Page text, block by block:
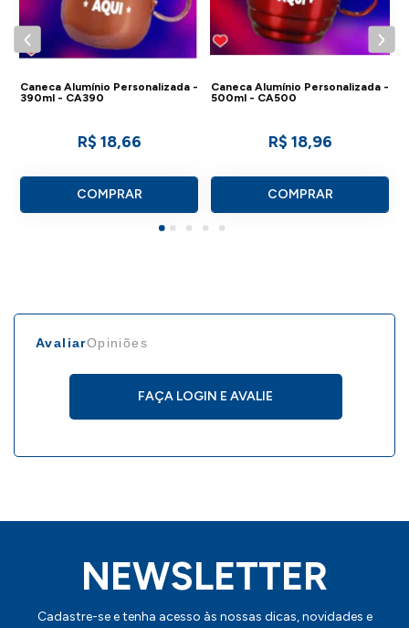
Caneca Alumínio Personalizada -
390ml - CA390
R$ 18,66
COMPRAR
Caneca Alumínio Personalizada -
500ml - CA500
R$ 18,96
COMPRAR
AvaliarOpiniões
FAÇA LOGIN E AVALIE
NEWSLETTER
Cadastre-se e tenha acesso às nossas dicas, novidades e